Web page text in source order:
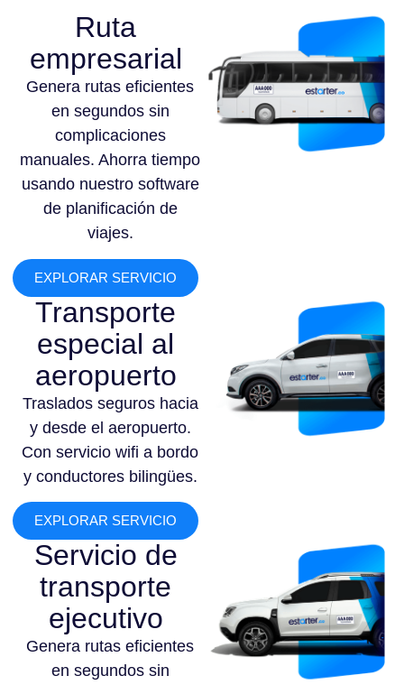
Ruta
empresarial
Genera rutas eficientes
en segundos sin
complicaciones
manuales. Ahorra tiempo
usando nuestro software
de planificación de
viajes.
EXPLORAR SERVICIO
Transporte
especial al
aeropuerto
Traslados seguros hacia
y desde el aeropuerto.
Con servicio wifi a bordo
y conductores bilingües.
EXPLORAR SERVICIO
Servicio de
transporte
ejecutivo
Genera rutas eficientes
en segundos sin